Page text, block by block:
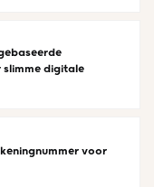
digitale
voor